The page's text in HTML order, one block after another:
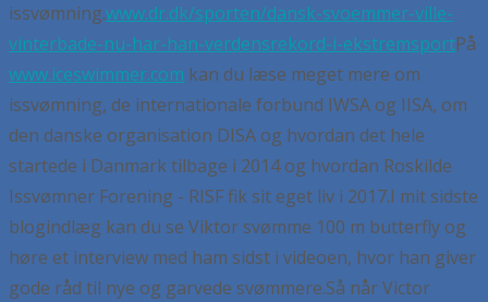
issvømning.www.dr.dk/sporten/dansk-svoemmer-ville-
vinterbade-nu-har-han-verdensrekord-i-ekstremsportPå
www.iceswimmer.com kan du læse meget mere om
issvømning, de internationale forbund IWSA og IISA, om
den danske organisation DISA og hvordan det hele
startede i Danmark tilbage i 2014 og hvordan Roskilde
Issvømner Forening - RISF fik sit eget liv i 2017.I mit sidste
blogindlæg kan du se Viktor svømme 100 m butterfly og
høre et interview med ham sidst i videoen, hvor han giver
gode råd til nye og garvede svømmere.Så når Victor